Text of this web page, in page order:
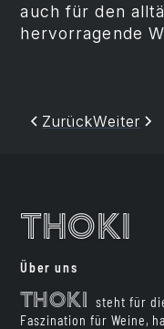
auch für den
hervorragende
ZurückWeiter
Thoki
Über uns
Thoki
steht für
Faszination für Weine,